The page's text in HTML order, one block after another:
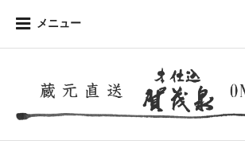
メニュー